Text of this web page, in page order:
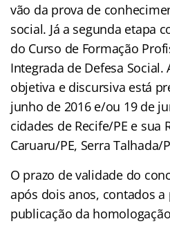
vão da prova de
social. Já a segunda etapa
do Curso de Formação
Integrada de Defesa
objetiva e discursiva está
junho de 2016 e/ou 19 de
cidades de Recife/PE e sua
Caruaru/PE, Serra Talhada/
O prazo de validade do
após dois anos, contados
publicação da